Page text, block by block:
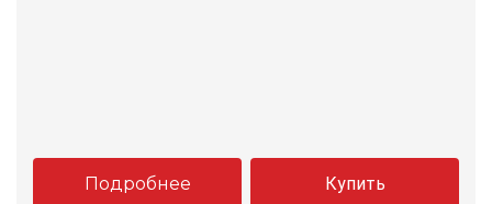
Подробнее Купить